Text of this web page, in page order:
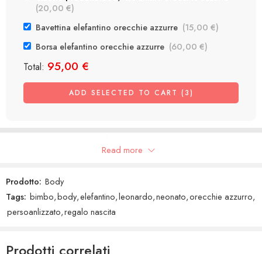
(20,00 €)
Bavettina elefantino orecchie azzurre (15,00 €)
Borsa elefantino orecchie azzurre (60,00 €)
Total: 95,00 €
ADD SELECTED TO CART (3)
Recensioni GoogleRead more
Prodotto: Body
Tags: bimbo,body,elefantino,leonardo,neonato,orecchie azzurro,
persoanlizzato,regalo nascita